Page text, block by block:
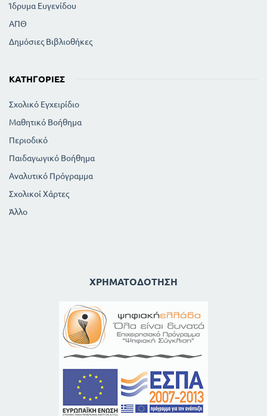
Ίδρυμα Ευγενίδου
ΑΠΘ
Δημόσιες Βιβλιοθήκες
ΚΑΤΗΓΟΡΊΕΣ
Σχολικό Εγχειρίδιο
Μαθητικό Βοήθημα
Περιοδικό
Παιδαγωγικό Βοήθημα
Αναλυτικό Πρόγραμμα
Σχολικοί Χάρτες
Άλλο
ΧΡΗΜΑΤΟΔΌΤΗΣΗ